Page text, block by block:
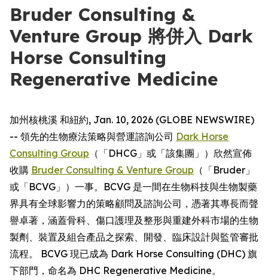
Bruder Consulting &
Venture Group 將併入 Dark
Horse Consulting
Regenerative Medicine
加州核桃溪 和紐約, Jan. 10, 2026 (GLOBE NEWSWIRE)
-- 領先的生物療法策略與營運諮詢公司 Dark Horse
Consulting Group （「DHCG」或「該集團」）欣然宣佈
收購 Bruder Consulting & Venture Group （「Bruder」
或「BCVG」）一事。BCVG 是一間在生物科技與生物製藥
界具有全球影響力的策略顧問及諮詢公司，憑著其專長而聲
譽卓著，涵蓋骨科、傷口護理及整形與重建外科市場的生物
製劑、裝置及組合產品之探索、開發、臨床設計與監管審批
流程。 BCVG 現已成為 Dark Horse Consulting (DHC) 旗
下部門，命名為 DHC Regenerative Medicine。